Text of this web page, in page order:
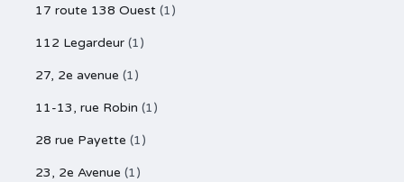
17 route 138 Ouest (1)
112 Legardeur (1)
27, 2e avenue (1)
11-13, rue Robin (1)
28 rue Payette (1)
23, 2e Avenue (1)